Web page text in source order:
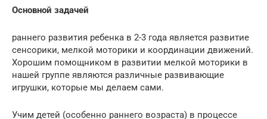
Основной задачей
раннего развития ребенка в 2-3 года является развитие
сенсорики, мелкой моторики и координации движений.
Хорошим помощником в развитии мелкой моторики в
нашей группе являются различные развивающие
игрушки, которые мы делаем сами.
Учим детей (особенно раннего возраста) в процессе